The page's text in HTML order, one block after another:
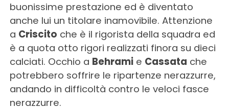
buonissime prestazione ed è diventato
anche lui un titolare inamovibile. Attenzione
a Criscito che è il rigorista della squadra ed
è a quota otto rigori realizzati finora su dieci
calciati. Occhio a Behramie Cassata che
potrebbero soffrire le ripartenze nerazzurre,
andando in difficoltà contro le veloci fasce
nerazzurre.